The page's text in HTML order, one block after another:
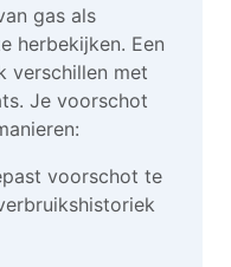
gas als
herbekijken. Een
verschillen met
Je voorschot
voorschot te